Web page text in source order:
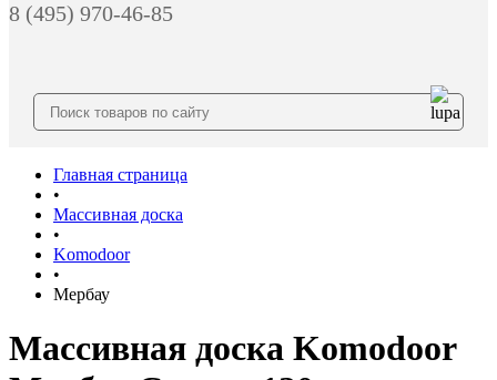
8 (495) 970-46-85
Главная страница
•
Массивная доска
•
Komodoor
•
Мербау
Массивная доска Komodoor